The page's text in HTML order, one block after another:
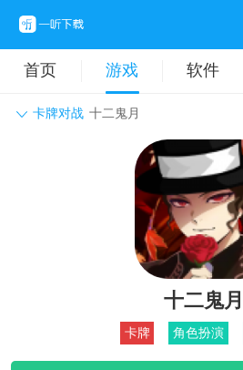
首页 游戏 软件
卡牌对战 十二鬼月
动作格斗 休
卡牌对战 音
挂机养成
十二鬼月
卡牌 角色扮演